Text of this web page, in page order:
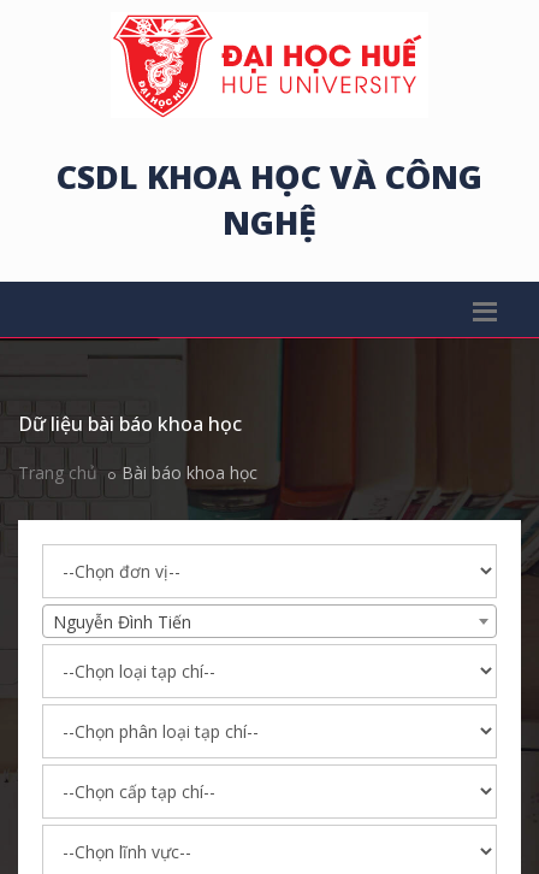
CSDL KHOA HỌC VÀ CÔNG
NGHỆ
Dữ liệu bài báo khoa học
Trang chủ Bài báo khoa học
Nguyễn Đình Tiến